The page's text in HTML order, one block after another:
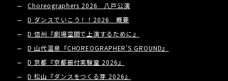
Choreographers 2026 八戸公演
D ダンスでいこう！！2026 概要
D 信州『劇場空間で上演するために』
D 山代温泉『CHOREOGRAPHER’S GROUND』
D 京都『京都振付実験室 2026』
D 松山『ダンスをつくる芽 2026』